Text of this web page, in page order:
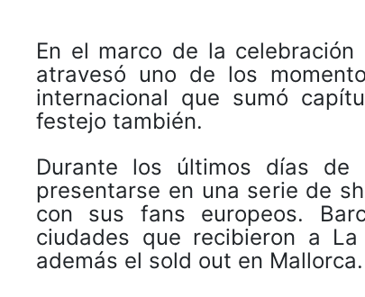
En el marco de la
atravesó uno de los
internacional que sumó
festejo también.
Durante los últimos días de
presentarse en una serie de
con sus fans europeos.
ciudades que recibieron a
además el sold out en Mallorca.